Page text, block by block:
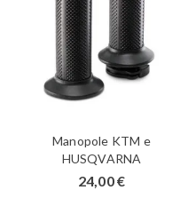
Manopole KTM e
HUSQVARNA
24,00€